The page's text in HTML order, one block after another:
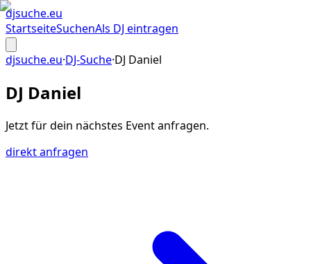
djsuche.eu
StartseiteSuchenAls DJ eintragen
djsuche.eu·DJ-Suche·DJ Daniel
DJ Daniel
Jetzt für dein nächstes Eventanfragen.
direkt anfragen